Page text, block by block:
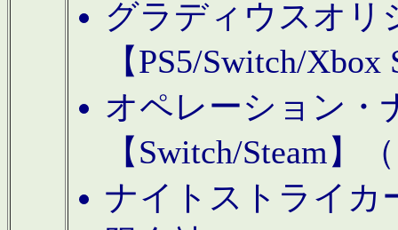
グラディウスオリ
【PS5/Switch/
オペレーション・
【Switch/Steam】
ナイトストライカ